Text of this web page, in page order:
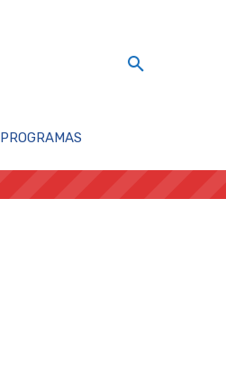
PROGRAMAS